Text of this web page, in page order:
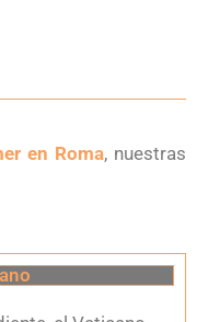
en Roma, nuestras